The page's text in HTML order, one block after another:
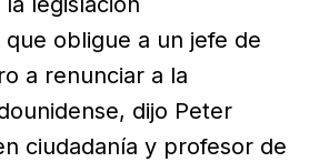
obligue a un jefe de
a renunciar a la
dijo Peter
ciudadanía y profesor de